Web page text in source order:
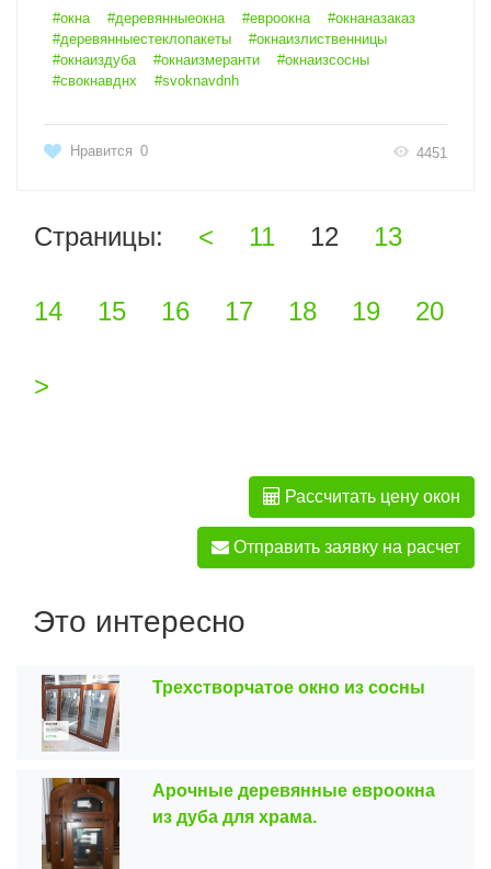
#окна #деревянныеокна #евроокна
#окнаназаказ
#деревянныестеклопакеты
#окнаизлиственницы
#окнаиздуба
#окнаизмеранти
#окнаизсосны
#свокнавднх
#svoknavdnh
Нравится 0 4451
Страницы: < 11 12 13
14 15 16 17 18 19 20
>
Рассчитать цену окон
Отправить заявку на расчет
Это интересно
Трехстворчатое окно из сосны
Арочные деревянные евроокна
из дуба для храма.